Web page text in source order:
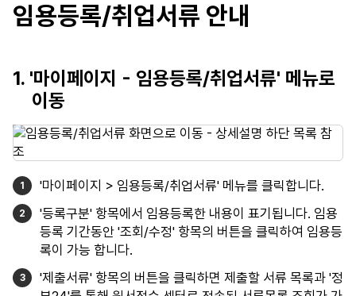
넷
원
수
터
임용등록/취업서류 안내
1. '마이페이지 - 임용등록/취업서류' 메뉴로
이동
'마이페이지 > 임용등록/취업서류' 메뉴를 클릭합니다.
'등록구분' 항목에서 임용등록한 내용이 표기됩니다. 임용
등록 기간동안 '조회/수정' 항목의 버튼을 클릭하여 임용등
록이 가능 합니다.
'제출서류' 항목의 버튼을 클릭하면 제출할 서류 목록과 '정